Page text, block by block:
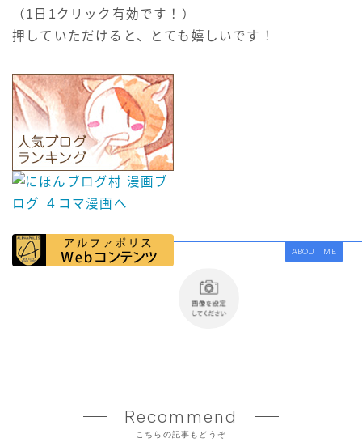
（1日1クリック有効です！）
押していただけると、とても嬉しいです！
ABOUT ME
Recommend
こちらの記事もどうぞ